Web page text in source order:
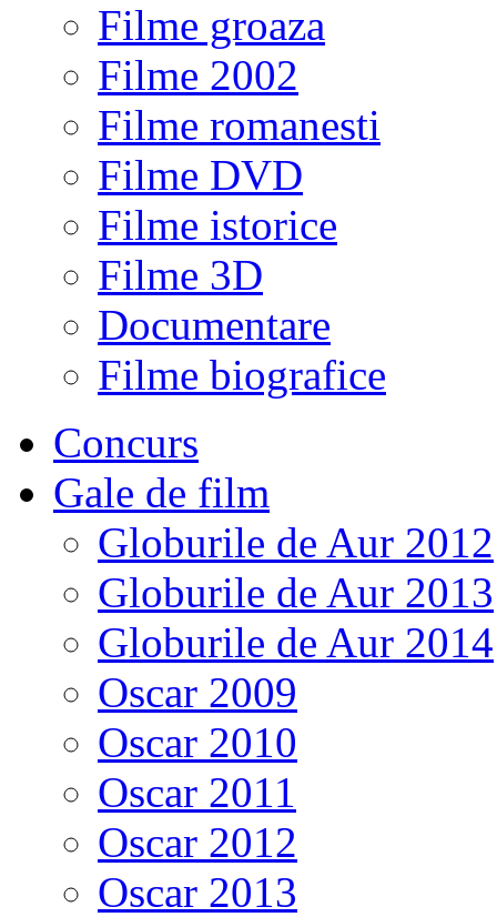
Filme groaza
Filme 2002
Filme romanesti
Filme DVD
Filme istorice
Filme 3D
Documentare
Filme biografice
Concurs
Gale de film
Globurile de Aur 2012
Globurile de Aur 2013
Globurile de Aur 2014
Oscar 2009
Oscar 2010
Oscar 2011
Oscar 2012
Oscar 2013